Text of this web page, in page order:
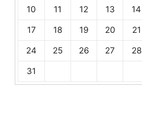
10
11 12 13 14
17 18 19 20 21
24 25 26 27 28
31